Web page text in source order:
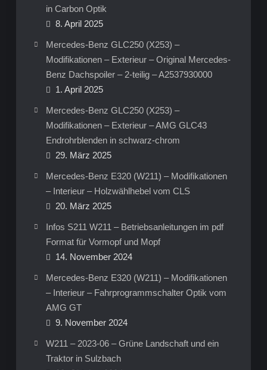
in Carbon Optik
8. April 2025
Mercedes-Benz GLC250 (X253) –
Modifikationen – Exterieur – Original Mercedes-
Benz Dachspoiler – 2-teilig – A2537930000
1. April 2025
Mercedes-Benz GLC250 (X253) –
Modifikationen – Exterieur – AMG GLC43
Endrohrblenden in schwarz-chrom
29. März 2025
Mercedes-Benz E320 (W211) – Modifikationen
– Interieur – Holzwählhebel vom CLS
20. März 2025
Infos S211 W211 – Betriebsanleitungen im pdf
Format für Vormopf und Mopf
14. November 2024
Mercedes-Benz E320 (W211) – Modifikationen
– Interieur – Fahrprogrammschalter Optik vom
AMG GT
9. November 2024
W211 – 2023-06 – Grüne Landschaft und ein
Traktor in Sulzbach